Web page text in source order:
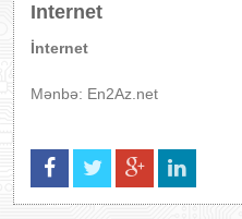
Internet
İnternet
Mənbə: En2Az.net